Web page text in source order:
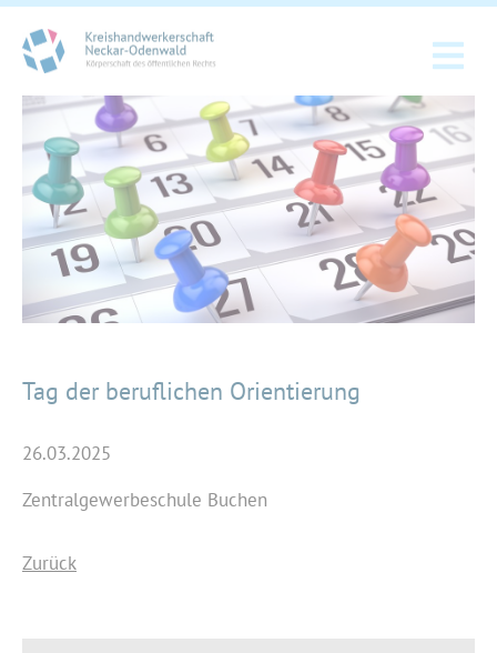
Tag der beruflichen Orientierung
26.03.2025
Zentralgewerbeschule Buchen
Zurück